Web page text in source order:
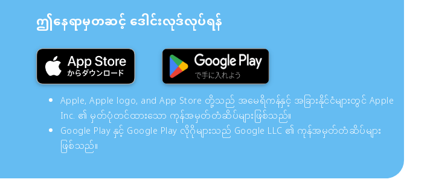
ဤနေရာမှတဆင့် ဒေါင်းလုဒ်လုပ်ရန်
Apple, Apple logo, and App Store တို့သည် အမေရိကန်နှင့် အခြားနိုင်ငံများတွင် Apple
Inc. ၏ မှတ်ပုံတင်ထားသော ကုန်အမှတ်တံဆိပ်များဖြစ်သည်။
Google Play နှင့် Google Play လိုဂိုများသည် Google LLC ၏ ကုန်အမှတ်တံဆိပ်များ
ဖြစ်သည်။